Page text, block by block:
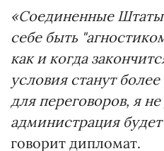
«Соединенные Штаты
себе быть
как и когда
условия станут
для переговоров, я
администрация
говорит дипломат.